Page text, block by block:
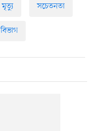
মৃত্যু সচেতনতা
বিভাগ